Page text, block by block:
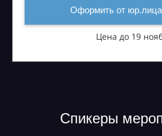
Оформить от
Цена до 19
Спикеры